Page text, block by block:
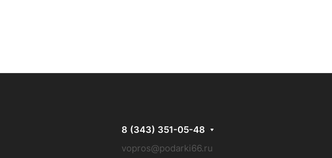
8 (343) 351-05-48
vopros@podarki66.ru